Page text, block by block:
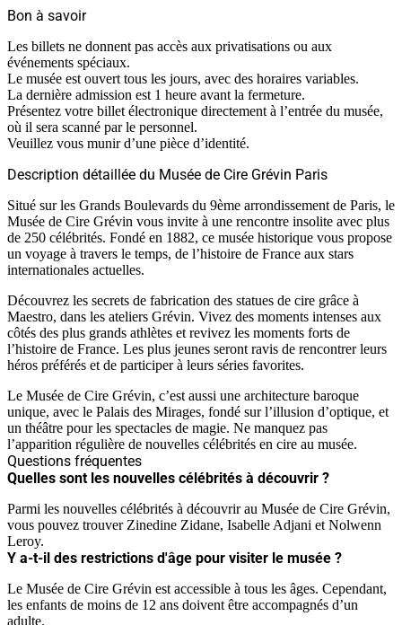
Bon à savoir
Les billets ne donnent pas accès aux privatisations ou aux
événements spéciaux.
Le musée est ouvert tous les jours, avec des horaires variables.
La dernière admission est 1 heure avant la fermeture.
Présentez votre billet électronique directement à l’entrée du musée,
où il sera scanné par le personnel.
Veuillez vous munir d’une pièce d’identité.
Description détaillée du Musée de Cire Grévin Paris
Situé sur les Grands Boulevards du 9ème arrondissement de Paris, le
Musée de Cire Grévin vous invite à une rencontre insolite avec plus
de 250 célébrités. Fondé en 1882, ce musée historique vous propose
un voyage à travers le temps, de l’histoire de France aux stars
internationales actuelles.
Découvrez les secrets de fabrication des statues de cire grâce à
Maestro, dans les ateliers Grévin. Vivez des moments intenses aux
côtés des plus grands athlètes et revivez les moments forts de
l’histoire de France. Les plus jeunes seront ravis de rencontrer leurs
héros préférés et de participer à leurs séries favorites.
Le Musée de Cire Grévin, c’est aussi une architecture baroque
unique, avec le Palais des Mirages, fondé sur l’illusion d’optique, et
un théâtre pour les spectacles de magie. Ne manquez pas
l’apparition régulière de nouvelles célébrités en cire au musée.
Questions fréquentes
Quelles sont les nouvelles célébrités à découvrir ?
Parmi les nouvelles célébrités à découvrir au Musée de Cire Grévin,
vous pouvez trouver Zinedine Zidane, Isabelle Adjani et Nolwenn
Leroy.
Y a-t-il des restrictions d'âge pour visiter le musée ?
Le Musée de Cire Grévin est accessible à tous les âges. Cependant,
les enfants de moins de 12 ans doivent être accompagnés d’un
adulte.